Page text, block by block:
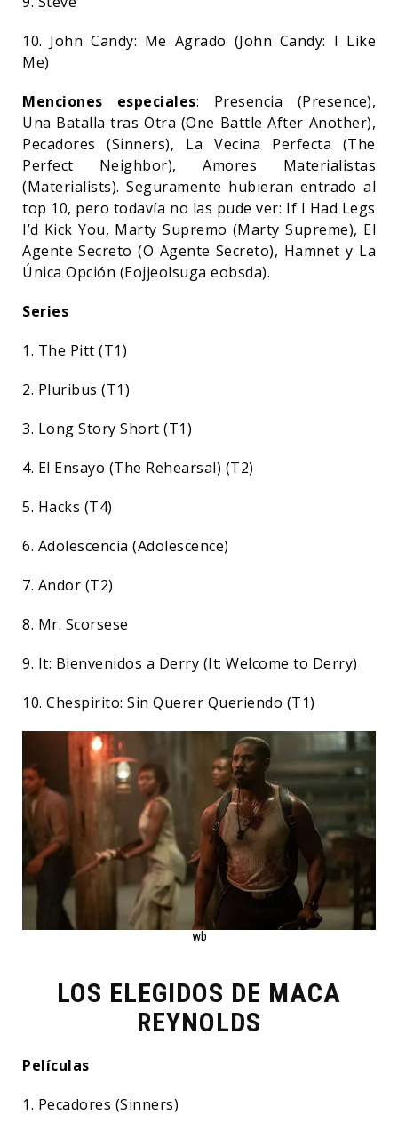
10. John Candy: Me Agrado (John Candy: I Like
Me)
Menciones especiales: Presencia (Presence),
Una Batalla tras Otra (One Battle After Another),
Pecadores (Sinners), La Vecina Perfecta (The
Perfect Neighbor), Amores Materialistas
(Materialists). Seguramente hubieran entrado al
top 10, pero todavía no las pude ver: If I Had Legs
I’d Kick You, Marty Supremo (Marty Supreme), El
Agente Secreto (O Agente Secreto), Hamnet y La
Única Opción (Eojjeolsuga eobsda).
Series
1. The Pitt (T1)
2. Pluribus (T1)
3. Long Story Short (T1)
4. El Ensayo (The Rehearsal) (T2)
5. Hacks (T4)
6. Adolescencia (Adolescence)
7. Andor (T2)
8. Mr. Scorsese
9. It: Bienvenidos a Derry (It: Welcome to Derry)
10. Chespirito: Sin Querer Queriendo (T1)
wb
LOS ELEGIDOS DE MACA
REYNOLDS
Películas
1. Pecadores (Sinners)